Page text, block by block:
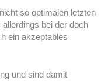
so optimalen letzten
bei der doch
ein akzeptables
und sind damit